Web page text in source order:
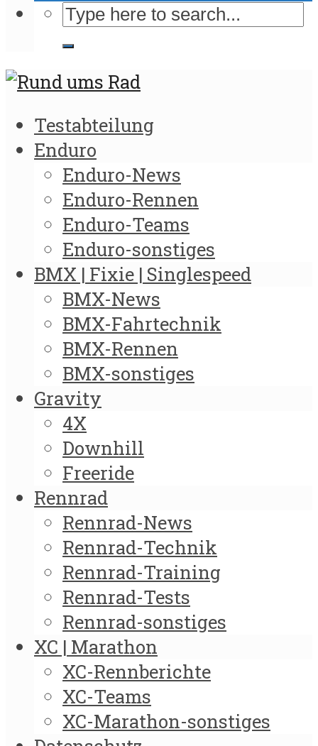
Testabteilung
Enduro
Enduro-News
Enduro-Rennen
Enduro-Teams
Enduro-sonstiges
BMX | Fixie | Singlespeed
BMX-News
BMX-Fahrtechnik
BMX-Rennen
BMX-sonstiges
Gravity
4X
Downhill
Freeride
Rennrad
Rennrad-News
Rennrad-Technik
Rennrad-Training
Rennrad-Tests
Rennrad-sonstiges
XC | Marathon
XC-Rennberichte
XC-Teams
XC-Marathon-sonstiges